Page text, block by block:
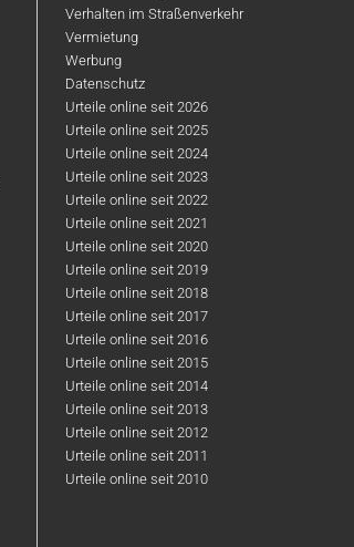
Verhalten im Straßenverkehr
Vermietung
Werbung
Datenschutz
Urteile online seit 2026
Urteile online seit 2025
Urteile online seit 2024
Urteile online seit 2023
Urteile online seit 2022
Urteile online seit 2021
Urteile online seit 2020
Urteile online seit 2019
Urteile online seit 2018
Urteile online seit 2017
Urteile online seit 2016
Urteile online seit 2015
Urteile online seit 2014
Urteile online seit 2013
Urteile online seit 2012
Urteile online seit 2011
Urteile online seit 2010